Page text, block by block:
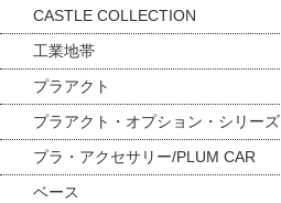
CASTLE COLLECTION
工業地帯
プラアクト
プラアクト・オプション・シリーズ
プラ・アクセサリー/PLUM CAR
ベース